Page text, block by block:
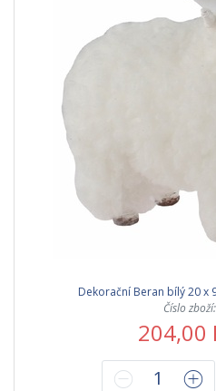
Dekorační Beran bílý 20 x
Číslo
204,00